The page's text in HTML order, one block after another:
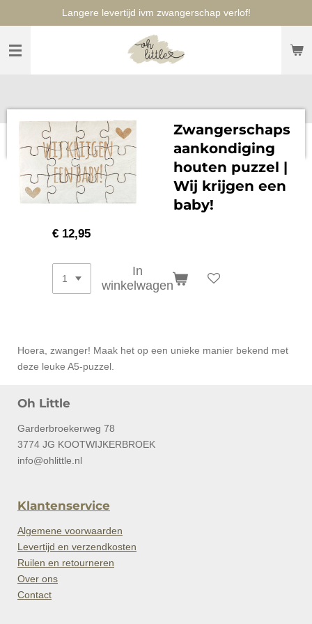
naar
hoofdinhoud
Langere levertijd ivm zwangerschap verlof!
Zwangerschaps
aankondiging
houten puzzel |
Wij krijgen een
baby!
€ 12,95
In
winkelwagen
Hoera, zwanger! Maak het op een unieke manier bekend met
deze leuke A5-puzzel.
Oh Little
Garderbroekerweg 78
3774 JG KOOTWIJKERBROEK
info@ohlittle.nl
Klantenservice
Algemene voorwaarden
Levertijd en verzendkosten
Ruilen en retourneren
Over ons
Contact